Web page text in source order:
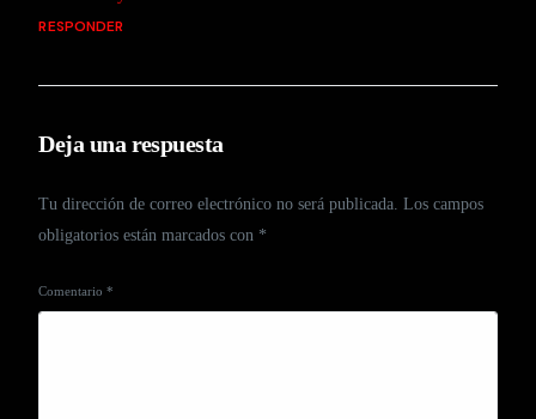
RESPONDER
Deja una respuesta
Tu dirección de correo electrónico no será publicada. Los campos
obligatorios están marcados con *
Comentario*